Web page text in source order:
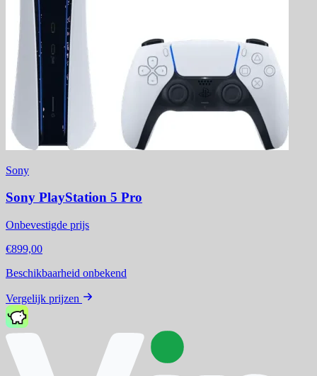
Sony
Sony PlayStation 5 Pro
Onbevestigde prijs
€899,00
Beschikbaarheid onbekend
Vergelijk prijzen